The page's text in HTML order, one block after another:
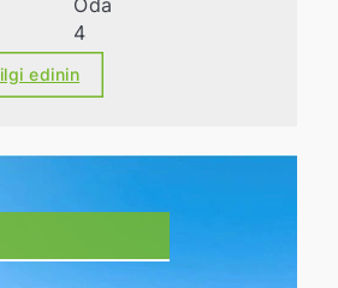
4
edinin